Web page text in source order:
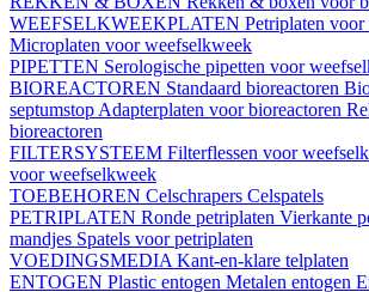
WEEFSELKWEEKPLATEN Petriplaten
Microplaten voor weefselkweek
PIPETTEN Serologische pipetten voor
BIOREACTOREN Standaard bioreactoren
septumstop Adapterplaten voor bioreactoren
bioreactoren
FILTERSYSTEEM Filterflessen voor
voor weefselkweek
TOEBEHOREN Celschrapers Celspatels
PETRIPLATEN Ronde petriplaten Vierkante
mandjes Spatels voor petriplaten
VOEDINGSMEDIA Kant-en-klare telplaten
ENTOGEN Plastic entogen Metalen entogen